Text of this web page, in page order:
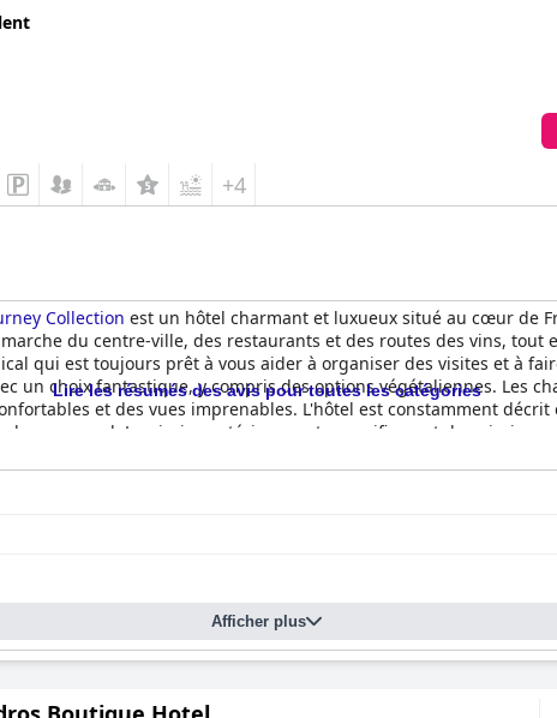
+4
Collection est un hôtel charmant et luxueux situé au cœur de
du centre-ville, des restaurants et des routes des vins, tout
qui est toujours prêt à vous aider à organiser des visites et à
un choix fantastique, y compris des options végétaliennes. Les
et des vues imprenables. L'hôtel est constamment
le personnel. La piscine extérieure est magnifique et des piscines
véritable expérience 5 étoiles, l'hospitalité exceptionnelle et
House Boutique Hotel by The Living Journey Collectionest une
Lire les résumés des avis pour toutes les catégories
Afficher plus